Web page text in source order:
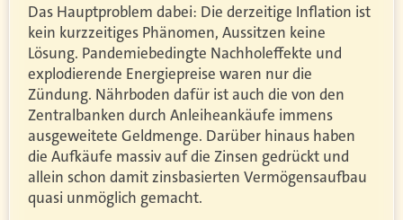
Das Hauptproblem dabei: Die derzeitige Inflation ist
kein kurzzeitiges Phänomen, Aussitzen keine
Lösung. Pandemiebedingte Nachholeffekte und
explodierende Energiepreise waren nur die
Zündung. Nährboden dafür ist auch die von den
Zentralbanken durch Anleiheankäufe immens
ausgeweitete Geldmenge. Darüber hinaus haben
die Aufkäufe massiv auf die Zinsen gedrückt und
allein schon damit zinsbasierten Vermögensaufbau
quasi unmöglich gemacht.